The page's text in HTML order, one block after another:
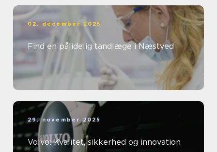
02. december 2025
Find en pålidelig tandlæge i Næstved
29. november 2025
Volvo: Kvalitet, sikkerhed og innovation